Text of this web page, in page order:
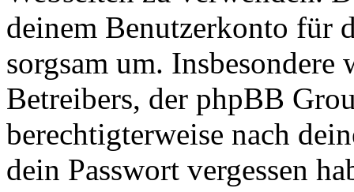
deinem Benutzerkonto für
sorgsam um.
Betreibers, der phpBB
berechtigterweise nach
dein Passwort vergessen